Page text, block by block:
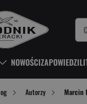
NOWOŚCIZAPOWIEDZI
Autorzy Marcin